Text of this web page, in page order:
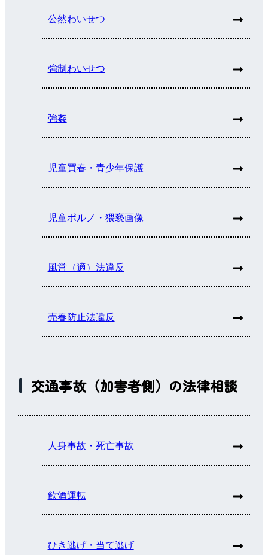
公然わいせつ
強制わいせつ
強姦
児童買春・青少年保護
児童ポルノ・猥褻画像
風営（適）法違反
売春防止法違反
交通事故（加害者側）の法律相談
人身事故・死亡事故
飲酒運転
ひき逃げ・当て逃げ